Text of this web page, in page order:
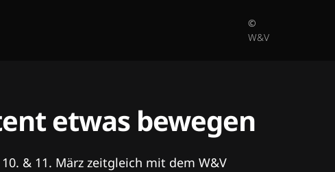
©
W&V
etwas bewegen
& 11. März zeitgleich mit dem W&V